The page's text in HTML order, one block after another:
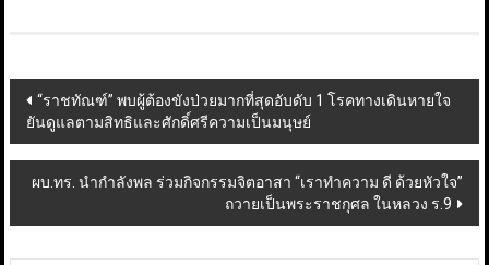
Post
navigation
“ราชทัณฑ์” พบผู้ต้องขังป่วยมากที่สุดอับดับ 1 โรคทางเดินหายใจ
ยันดูแลตามสิทธิและศักดิ์ศรีความเป็นมนุษย์
ผบ.ทร. นำกำลังพล ร่วมกิจกรรมจิตอาสา “เราทำความ ดี ด้วยหัวใจ”
ถวายเป็นพระราชกุศล ในหลวง ร.9